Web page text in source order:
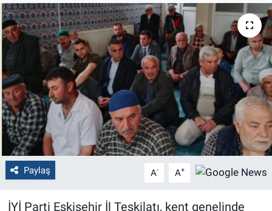
Paylaş A- A+
İYİ Parti Eskişehir İl Teşkilatı, kent genelinde
Politika
Bilecik
Kütahya
Gezi
Genel
Çevre